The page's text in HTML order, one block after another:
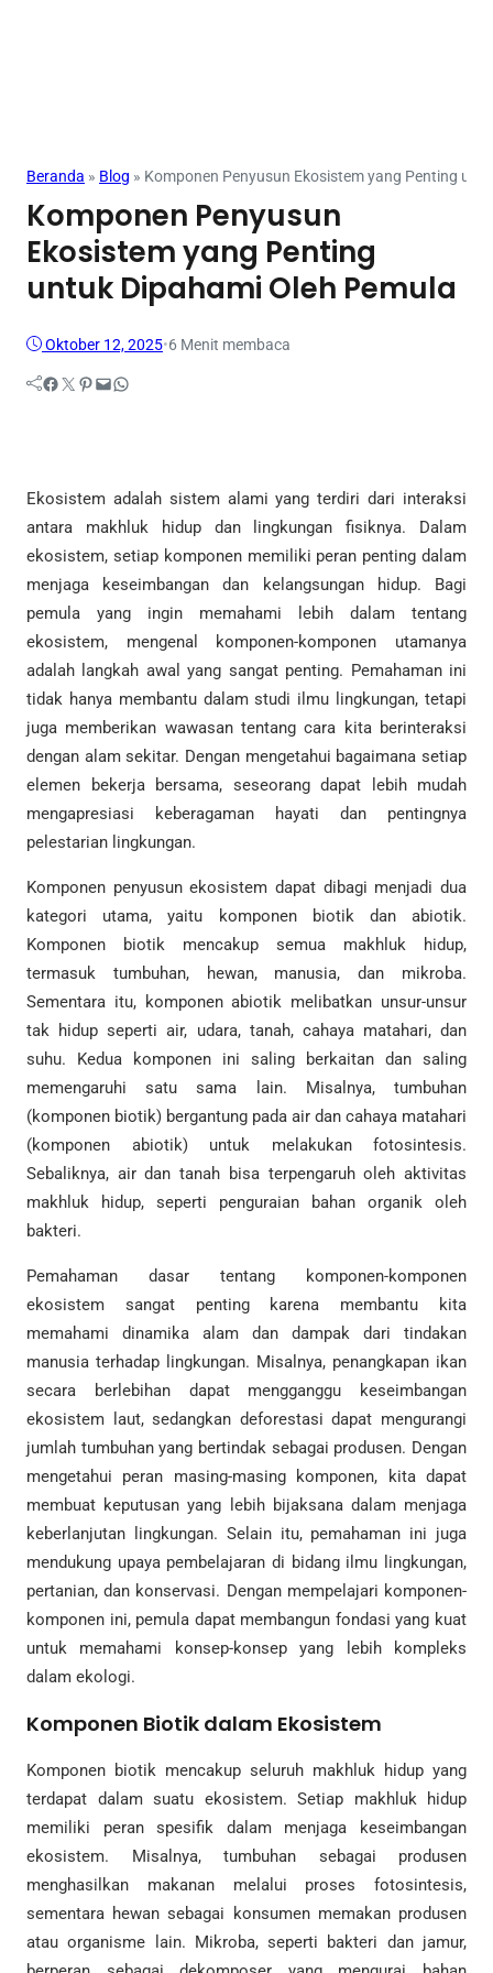
Beranda » Blog » Komponen Penyusun Ekosistem yang Penting
Komponen Penyusun
Ekosistem yang Penting
untuk Dipahami Oleh Pemula
Oktober 12, 2025•6 Menit membaca
Facebook Twitter Pinterest Mail WhatsApp
Ekosistem adalah sistem alami yang terdiri dari interaksi
antara makhluk hidup dan lingkungan fisiknya. Dalam
ekosistem, setiap komponen memiliki peran penting dalam
menjaga keseimbangan dan kelangsungan hidup. Bagi
pemula yang ingin memahami lebih dalam tentang
ekosistem, mengenal komponen-komponen utamanya
adalah langkah awal yang sangat penting. Pemahaman ini
tidak hanya membantu dalam studi ilmu lingkungan, tetapi
juga memberikan wawasan tentang cara kita berinteraksi
dengan alam sekitar. Dengan mengetahui bagaimana setiap
elemen bekerja bersama, seseorang dapat lebih mudah
mengapresiasi keberagaman hayati dan pentingnya
pelestarian lingkungan.
Komponen penyusun ekosistem dapat dibagi menjadi dua
kategori utama, yaitu komponen biotik dan abiotik.
Komponen biotik mencakup semua makhluk hidup,
termasuk tumbuhan, hewan, manusia, dan mikroba.
Sementara itu, komponen abiotik melibatkan unsur-unsur
tak hidup seperti air, udara, tanah, cahaya matahari, dan
suhu. Kedua komponen ini saling berkaitan dan saling
memengaruhi satu sama lain. Misalnya, tumbuhan
(komponen biotik) bergantung pada air dan cahaya matahari
(komponen abiotik) untuk melakukan fotosintesis.
Sebaliknya, air dan tanah bisa terpengaruh oleh aktivitas
makhluk hidup, seperti penguraian bahan organik oleh
bakteri.
Pemahaman dasar tentang komponen-komponen
ekosistem sangat penting karena membantu kita
memahami dinamika alam dan dampak dari tindakan
manusia terhadap lingkungan. Misalnya, penangkapan ikan
secara berlebihan dapat mengganggu keseimbangan
ekosistem laut, sedangkan deforestasi dapat mengurangi
jumlah tumbuhan yang bertindak sebagai produsen. Dengan
mengetahui peran masing-masing komponen, kita dapat
membuat keputusan yang lebih bijaksana dalam menjaga
keberlanjutan lingkungan. Selain itu, pemahaman ini juga
mendukung upaya pembelajaran di bidang ilmu lingkungan,
pertanian, dan konservasi. Dengan mempelajari komponen-
komponen ini, pemula dapat membangun fondasi yang kuat
untuk memahami konsep-konsep yang lebih kompleks
dalam ekologi.
Komponen Biotik dalam Ekosistem
Komponen biotik mencakup seluruh makhluk hidup yang
terdapat dalam suatu ekosistem. Setiap makhluk hidup
memiliki peran spesifik dalam menjaga keseimbangan
ekosistem. Misalnya, tumbuhan sebagai produsen
menghasilkan makanan melalui proses fotosintesis,
sementara hewan sebagai konsumen memakan produsen
atau organisme lain. Mikroba, seperti bakteri dan jamur,